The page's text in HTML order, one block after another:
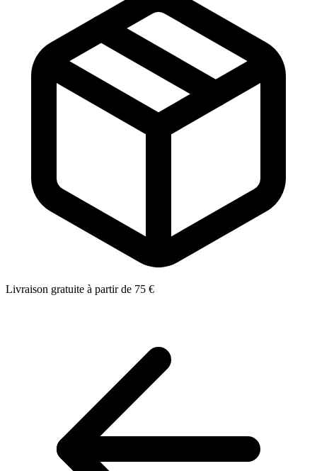
Livraison gratuite à partir de 75 €